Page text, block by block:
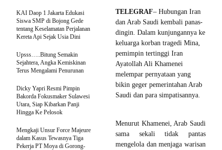
TELEGRAF– Hubungan Iran
dan Arab Saudi kembali panas-
dingin. Dalam kunjungannya ke
keluarga korban tragedi Mina,
pemimpin tertinggi Iran
Ayatollah Ali Khamenei
melempar pernyataan yang
bikin geger pemerintahan Arab
Saudi dan para simpatisannya.
Menurut Khamenei, Arab Saudi
sama sekali tidak pantas
mengelola dan menjaga warisan
KAI Daop 1 Jakarta Edukasi
Siswa SMP di Bojong Gede
tentang Keselamatan Perjalanan
Kereta Api Sejak Usia Dini
Upsss…..Bitung Semakin
Sejahtera, Angka Kemiskinan
Terus Mengalami Penurunan
Dicky Yapri Resmi Pimpin
Bakorda Fokusmaker Sulawesi
Utara, Siap Kibarkan Panji
Hingga Ke Pelosok
Mengkaji Unsur Force Majeure
dalam Kasus Tewasnya Tiga
Pekerja PT Moya di Gorong-